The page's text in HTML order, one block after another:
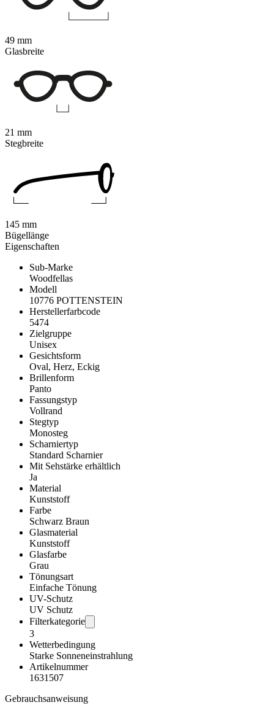
Eigenschaften
Sub-Marke
Woodfellas
Modell
10776 POTTENSTEIN
Herstellerfarbcode
5474
Zielgruppe
Unisex
Gesichtsform
Oval, Herz, Eckig
Brillenform
Panto
Fassungstyp
Vollrand
Stegtyp
Monosteg
Scharniertyp
Standard Scharnier
Mit Sehstärke erhältlich
Ja
Material
Kunststoff
Farbe
Schwarz Braun
Glasmaterial
Kunststoff
Glasfarbe
Grau
Tönungsart
Einfache Tönung
UV-Schutz
UV Schutz
Filterkategorie
3
Wetterbedingung
Starke Sonneneinstrahlung
Artikelnummer
1631507
Gebrauchsanweisung
49 mm
Glasbreite
21 mm
Stegbreite
145 mm
Bügellänge